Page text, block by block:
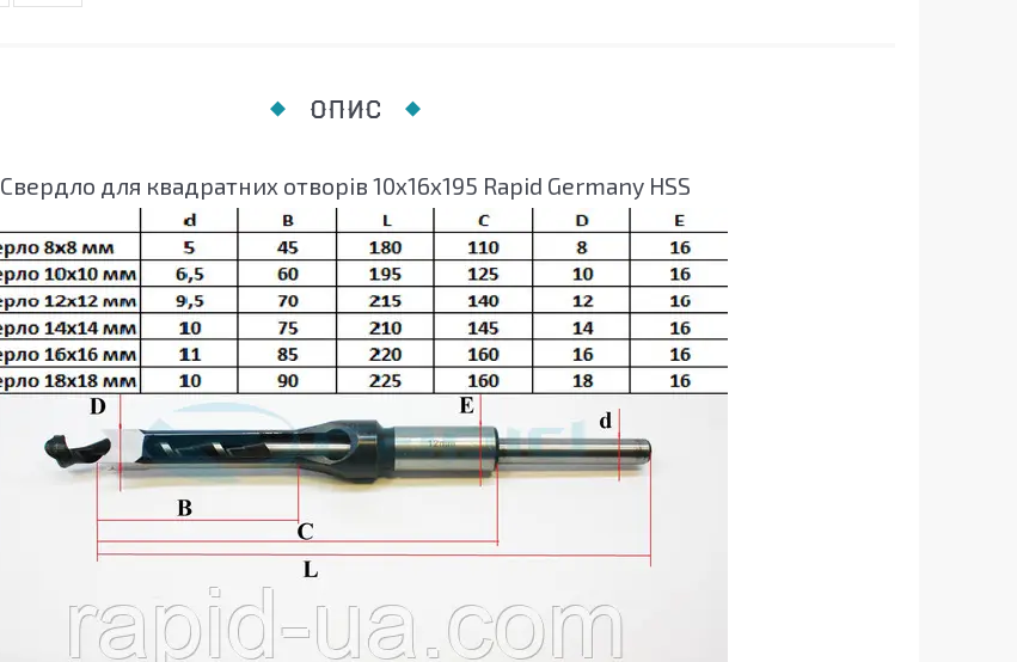
ОПИС
Свердло для квадратних отворів 10х16х195 Rapid Germany HSS